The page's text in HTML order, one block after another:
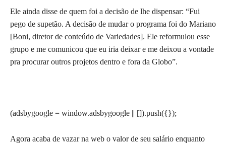
Ele ainda disse de quem foi a decisão de lhe dispensar: “Fui
pego de supetão. A decisão de mudar o programa foi do Mariano
[Boni, diretor de conteúdo de Variedades]. Ele reformulou esse
grupo e me comunicou que eu iria deixar e me deixou a vontade
pra procurar outros projetos dentro e fora da Globo”.
(adsbygoogle = window.adsbygoogle || []).push({});
Agora acaba de vazar na web o valor de seu salário enquanto